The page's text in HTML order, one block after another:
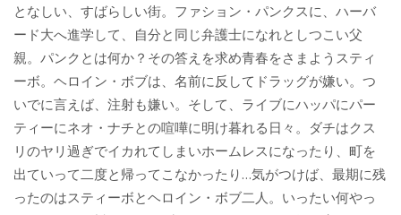
となしい、すばらしい街。ファション・パンクスに、ハーバ
ード大へ進学して、自分と同じ弁護士になれとしつこい父
親。パンクとは何か？その答えを求め青春をさまようスティ
ーボ。ヘロイン・ボブは、名前に反してドラッグが嫌い。つ
いでに言えば、注射も嫌い。そして、ライブにハッパにパー
ティーにネオ・ナチとの喧嘩に明け暮れる日々。ダチはクス
リのヤリ過ぎでイカれてしまいホームレスになったり、町を
出ていって二度と帰ってこなかったり…気がつけば、最期に残
ったのはスティーボとヘロイン・ボブ二人。いったい何やっ